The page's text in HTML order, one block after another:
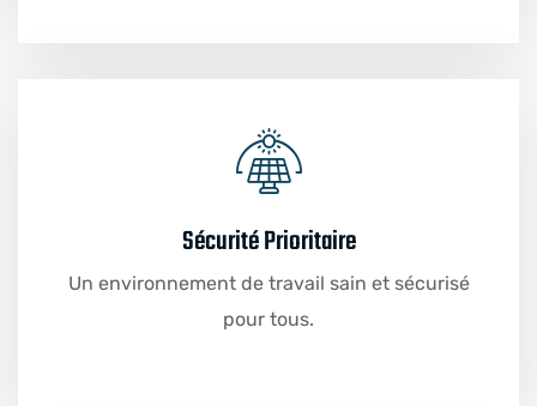
Sécurité Prioritaire
Un environnement de travail sain et sécurisé
pour tous.